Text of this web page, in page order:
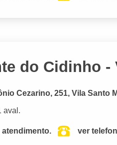
do Cidinho -
Cezarino, 251, Vila Santo
aval.
ver